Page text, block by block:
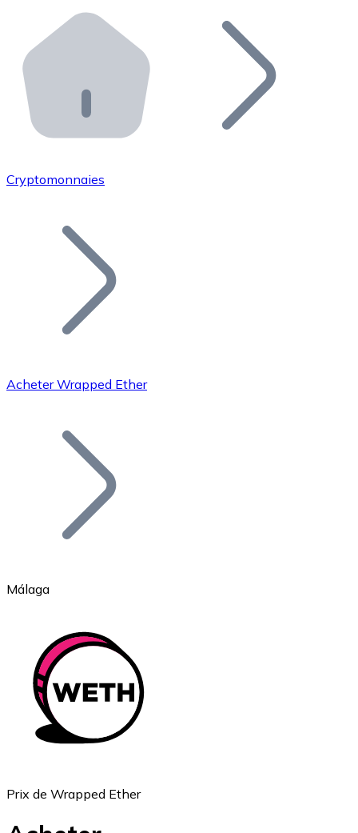
Distributeurs automatiques Bitnovo
Intégrez un ATM Bitnovo dans votre entreprise et
API Bitnovo
Intégrez notre API dans votre écosystème.
Rejoignez notre réseau de distributeurs et
Ajoutez le token de votre projet à notre service
Bitcoin
Ethereum
ETH
Cryptomonnaies
Acheter Wrapped Ether
Málaga
Prix de Wrapped Ether